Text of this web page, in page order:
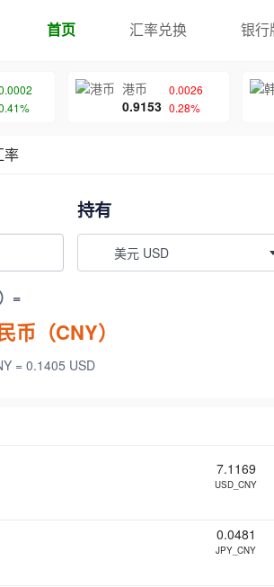
首页 汇率兑换 银行
港币
0.9153
0.0026
0.28%
率
持有
美元 USD
=
币（CNY）
= 0.1405 USD
7.1169
USD_CNY
0.0481
JPY_CNY